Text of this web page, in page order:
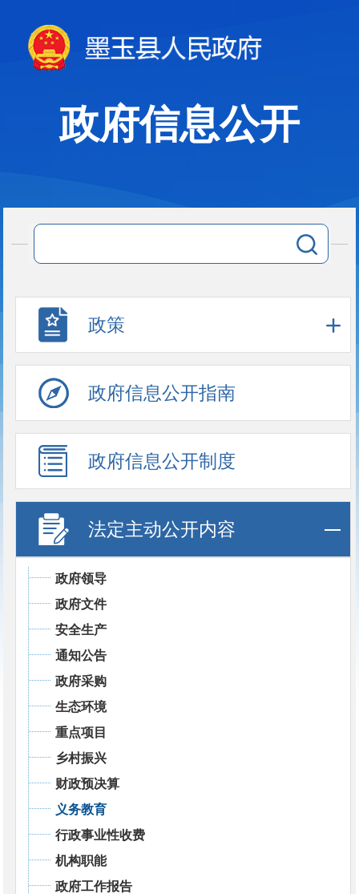
政府信息公开
政策
政府信息公开指南
政府信息公开制度
法定主动公开内容
政府领导
政府文件
安全生产
通知公告
政府采购
生态环境
重点项目
乡村振兴
财政预决算
义务教育
行政事业性收费
机构职能
政府工作报告